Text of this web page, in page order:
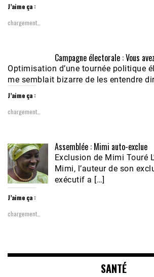
J’aime ça :
chargement…
Campagne électorale : Vous
Optimisation d’une tournée politique
me semblait bizarre de les entendre
J’aime ça :
chargement…
Assemblée : Mimi auto-exclue
Exclusion de Mimi Touré
Mimi, l’auteur de son
exécutif a […]
J’aime ça :
chargement…
SANTÉ